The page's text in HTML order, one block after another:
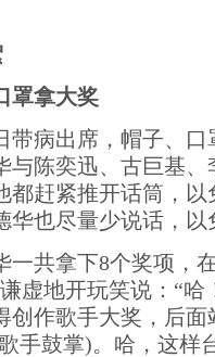
拿大奖
病出席，帽子、口
与陈奕迅、古巨基
都赶紧推开话筒，
华也尽量少说话，
共拿下8个奖项，在
虚地开玩笑说：“
创作歌手大奖，后
手鼓掌)。哈，这样